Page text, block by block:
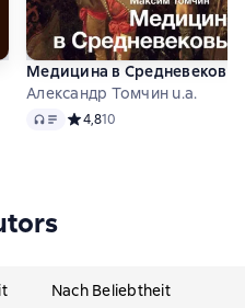
17 оценок
Медицина в Средневековье
Александр Томчин u.a.
Audio Средний рейтинг 4,8 на
4,810
Nach Beliebtheit